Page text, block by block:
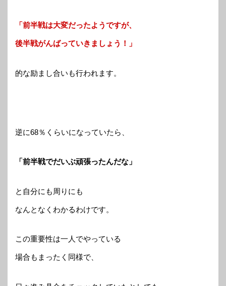
「前半戦は大変だったようですが、
後半戦がんばっていきましょう！」
的な励まし合いも行われます。
逆に68％くらいになっていたら、
「前半戦でだいぶ頑張ったんだな」
と自分にも周りにも
なんとなくわかるわけです。
この重要性は一人でやっている
場合もまったく同様で、